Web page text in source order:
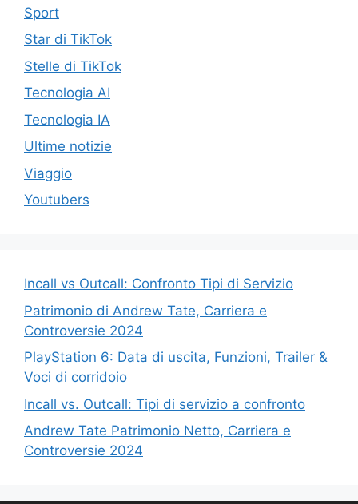
Sport
Star di TikTok
Stelle di TikTok
Tecnologia AI
Tecnologia IA
Ultime notizie
Viaggio
Youtubers
Incall vs Outcall: Confronto Tipi di Servizio
Patrimonio di Andrew Tate, Carriera e
Controversie 2024
PlayStation 6: Data di uscita, Funzioni, Trailer &
Voci di corridoio
Incall vs. Outcall: Tipi di servizio a confronto
Andrew Tate Patrimonio Netto, Carriera e
Controversie 2024